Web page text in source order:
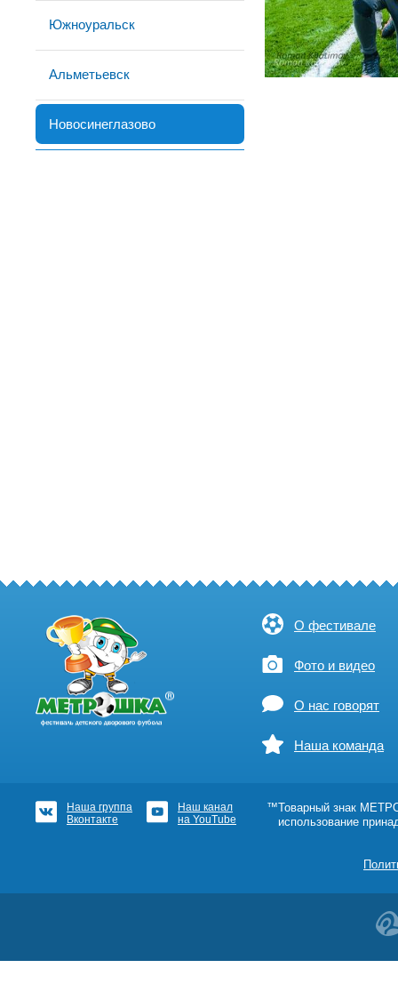
Южноуральск
Альметьевск
Новосинеглазово
О фестивале
Фото и видео
О нас говорят
Наша команда
Наша группа
Вконтакте
Наш канал
на YouTube
™Товарный знак
использование